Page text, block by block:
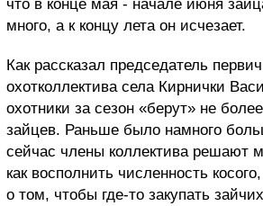
что в конце мая - начале июня
много, а к концу лета он исчезает.
Как рассказал председатель
охотколлектива села Кирнички
охотники за сезон «берут» не
зайцев. Раньше было намного
сейчас члены коллектива решают
как восполнить численность
о том, чтобы где-то закупать